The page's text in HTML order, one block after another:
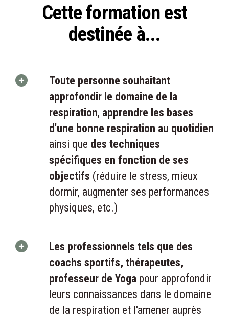
Cette formation est
destinée à...
Toute personne souhaitant
approfondir le domaine de la
respiration, apprendre les bases
d'une bonne respiration au quotidien
ainsi que des techniques
spécifiques en fonction de ses
objectifs (réduire le stress, mieux
dormir, augmenter ses performances
physiques, etc.)
Les professionnels tels que des
coachs sportifs, thérapeutes,
professeur de Yoga pour approfondir
leurs connaissances dans le domaine
de la respiration et l'amener auprès